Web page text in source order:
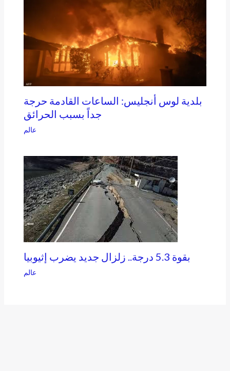
بلدية لوس أنجليس: الساعات القادمة حرجة
جداً بسبب الحرائق
عالم
بقوة 5.3 درجة.. زلزال جديد يضرب إثيوبيا
عالم